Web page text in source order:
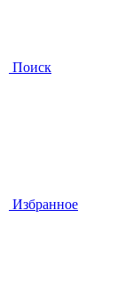
Поиск
Избранное